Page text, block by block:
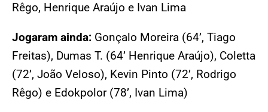
Rêgo, Henrique Araújo e Ivan Lima
Jogaram ainda: Gonçalo Moreira (64’, Tiago
Freitas), Dumas T. (64’ Henrique Araújo), Coletta
(72’, João Veloso), Kevin Pinto (72’, Rodrigo
Rêgo) e Edokpolor (78’, Ivan Lima)